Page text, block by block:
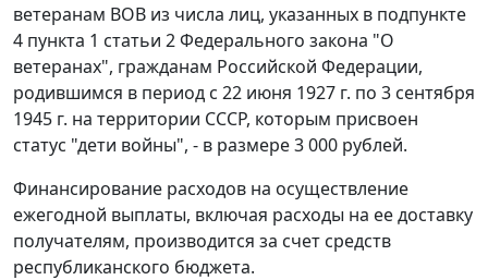
ветеранам ВОВ из числа лиц, указанных в подпункте
4 пункта 1 статьи 2 Федерального закона "О
ветеранах", гражданам Российской Федерации,
родившимся в период с 22 июня 1927 г. по 3 сентября
1945 г. на территории СССР, которым присвоен
статус "дети войны", - в размере 3 000 рублей.
Финансирование расходов на осуществление
ежегодной выплаты, включая расходы на ее доставку
получателям, производится за счет средств
республиканского бюджета.